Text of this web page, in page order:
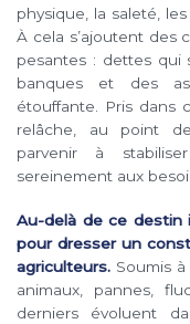
physique, la saleté,
À cela s’ajoutent des
pesantes : dettes qui
banques et des
étouffante. Pris dans
relâche, au point
parvenir à
sereinement aux
Au-delà de ce destin
pour dresser un
agriculteurs. Soumis
animaux, pannes,
derniers évoluent